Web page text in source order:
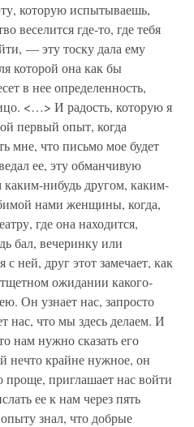
которую испытываешь,
веселится где-то, где тебя
— эту тоску дала ему
которой она как бы
в нее определенность,
<…> И радость, которую я
первый опыт, когда
мне, что письмо мое будет
ее, эту обманчивую
каким-нибудь другом, каким-
нами женщины, когда,
где она находится,
бал, вечеринку или
с ней, друг этот замечает, как
ожидании какого-
Он узнает нас, запросто
нас, что мы здесь делаем. И
нам нужно сказать его
нечто крайне нужное, он
проще, приглашает нас войти
ее к нам через пять
знал, что добрые